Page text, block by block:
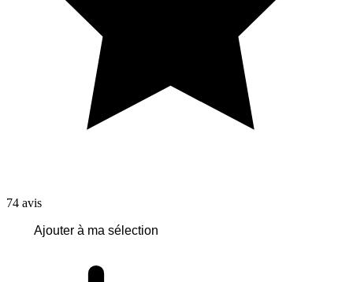
74 avis
Ajouter à ma sélection